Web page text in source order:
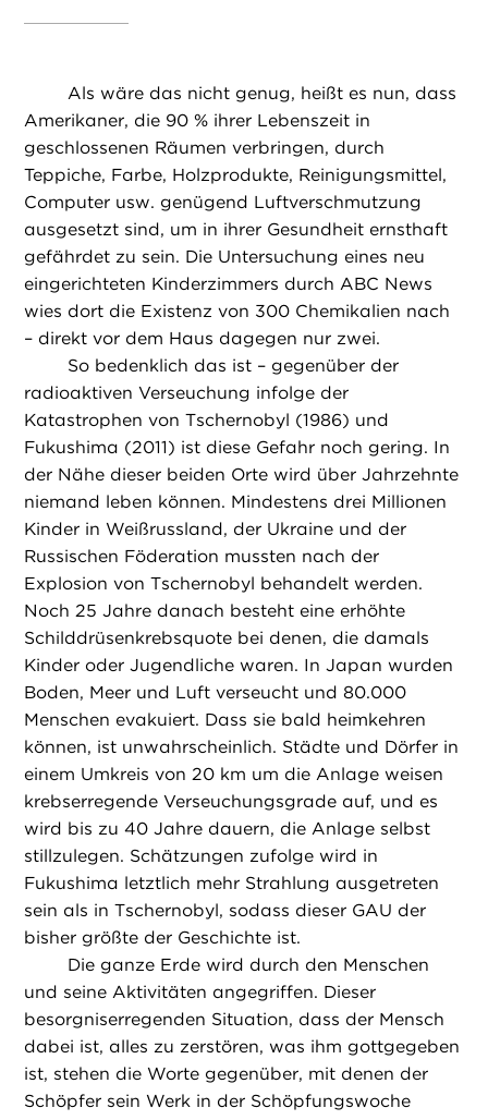
Als wäre das nicht genug, heißt es nun, dass
Amerikaner, die 90 % ihrer Lebenszeit in
geschlossenen Räumen verbringen, durch
Teppiche, Farbe, Holzprodukte, Reinigungsmittel,
Computer usw. genügend Luftverschmutzung
ausgesetzt sind, um in ihrer Gesundheit ernsthaft
gefährdet zu sein. Die Untersuchung eines neu
eingerichteten Kinderzimmers durch ABC News
wies dort die Existenz von 300 Chemikalien nach
– direkt vor dem Haus dagegen nur zwei.
So bedenklich das ist – gegenüber der
radioaktiven Verseuchung infolge der
Katastrophen von Tschernobyl (1986) und
Fukushima (2011) ist diese Gefahr noch gering. In
der Nähe dieser beiden Orte wird über Jahrzehnte
niemand leben können. Mindestens drei Millionen
Kinder in Weißrussland, der Ukraine und der
Russischen Föderation mussten nach der
Explosion von Tschernobyl behandelt werden.
Noch 25 Jahre danach besteht eine erhöhte
Schilddrüsenkrebsquote bei denen, die damals
Kinder oder Jugendliche waren. In Japan wurden
Boden, Meer und Luft verseucht und 80.000
Menschen evakuiert. Dass sie bald heimkehren
können, ist unwahrscheinlich. Städte und Dörfer in
einem Umkreis von 20 km um die Anlage weisen
krebserregende Verseuchungsgrade auf, und es
wird bis zu 40 Jahre dauern, die Anlage selbst
stillzulegen. Schätzungen zufolge wird in
Fukushima letztlich mehr Strahlung ausgetreten
sein als in Tschernobyl, sodass dieser GAU der
bisher größte der Geschichte ist.
Die ganze Erde wird durch den Menschen
und seine Aktivitäten angegriffen. Dieser
besorgniserregenden Situation, dass der Mensch
dabei ist, alles zu zerstören, was ihm gottgegeben
ist, stehen die Worte gegenüber, mit denen der
Schöpfer sein Werk in der Schöpfungswoche